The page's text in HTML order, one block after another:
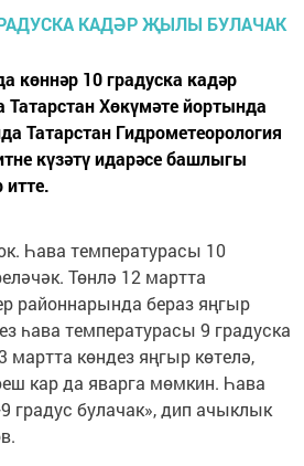
көннәр 10 градуска кадәр
Хөкүмәте йортында
Татарстан Гидрометеорология
күзәтү идарәсе башлыгы
итте.
Һава температурасы 10
Төнлә 12 мартта
районнарында бераз яңгыр
һава температурасы 9 градуска
мартта көндез яңгыр көтелә,
кар да яварга мөмкин. Һава
градус булачак», дип ачыклык